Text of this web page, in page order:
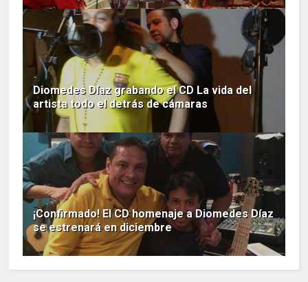
Diomedes Díaz grabando el CD La vida del
artista todo el detrás de cámaras
¡Confirmado! El CD homenaje a Diomedes Díaz
se estrenará en diciembre